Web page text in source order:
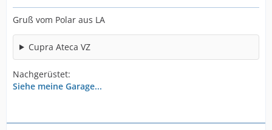
Gruß vom Polar aus LA
Cupra Ateca VZ
Nachgerüstet:
Siehe meine Garage...